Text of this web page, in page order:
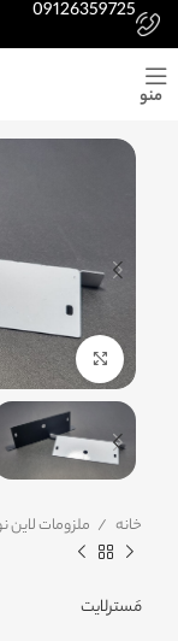
09126359725
منو
برای
خانه ملزومات لاین
مَسترلایت